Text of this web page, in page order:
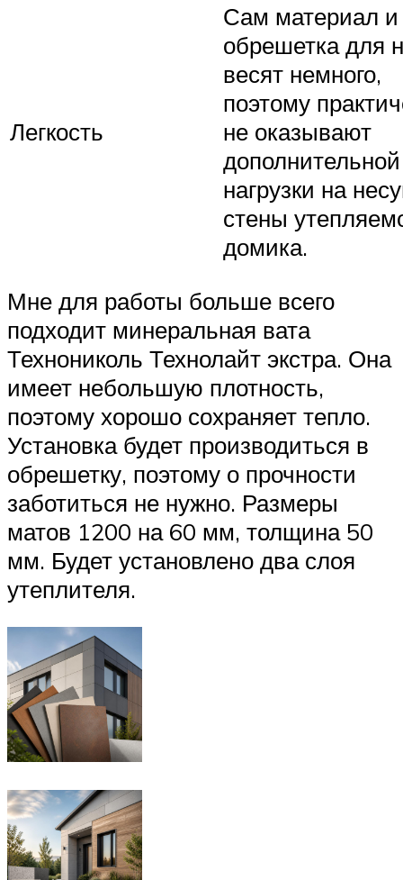
Легкость
Сам материал и
обрешетка для
весят немного,
поэтому
не оказывают
дополнительной
нагрузки на
стены
домика.
Мне для работы больше всего
подходит минеральная вата
Технониколь Технолайт экстра. Она
имеет небольшую плотность,
поэтому хорошо сохраняет тепло.
Установка будет производиться в
обрешетку, поэтому о прочности
заботиться не нужно. Размеры
матов 1200 на 60 мм, толщина 50
мм. Будет установлено два слоя
утеплителя.